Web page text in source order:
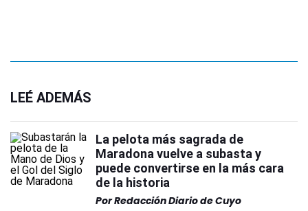
LEÉ ADEMÁS
La pelota más sagrada de
Maradona vuelve a subasta y
puede convertirse en la más cara
de la historia
PorRedacción Diario de Cuyo